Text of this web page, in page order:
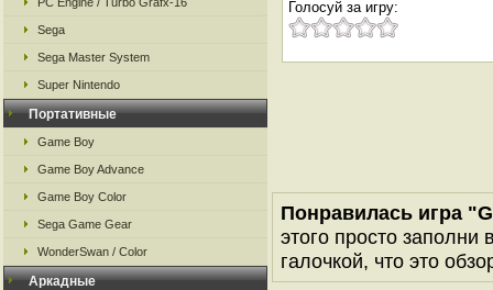
Sega
Sega Master System
Super Nintendo
Портативные
Game Boy
Game Boy Advance
Game Boy Color
Sega Game Gear
WonderSwan / Color
Аркадные
Голосуй за игру:
Понравилась игра
этого просто заполни
галочкой, что это